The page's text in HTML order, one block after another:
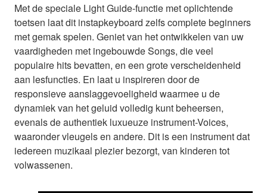
Met de speciale Light Guide-functie met oplichtende
toetsen laat dit instapkeyboard zelfs complete beginners
met gemak spelen. Geniet van het ontwikkelen van uw
vaardigheden met ingebouwde Songs, die veel
populaire hits bevatten, en een grote verscheidenheid
aan lesfuncties. En laat u inspireren door de
responsieve aanslaggevoeligheid waarmee u de
dynamiek van het geluid volledig kunt beheersen,
evenals de authentiek luxueuze instrument-Voices,
waaronder vleugels en andere. Dit is een instrument dat
iedereen muzikaal plezier bezorgt, van kinderen tot
volwassenen.